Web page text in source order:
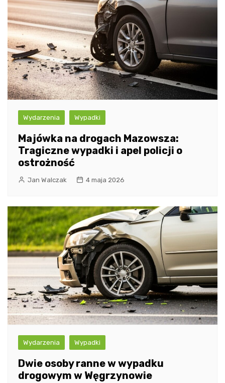
Wydarzenia Wypadki
Majówka na drogach Mazowsza:
Tragiczne wypadki i apel policji o
ostrożność
Jan Walczak 4 maja 2026
Wydarzenia Wypadki
Dwie osoby ranne w wypadku
drogowym w Węgrzynowie